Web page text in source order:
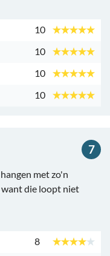
10
10
10
10
7
met zo'n
want die loopt niet
8